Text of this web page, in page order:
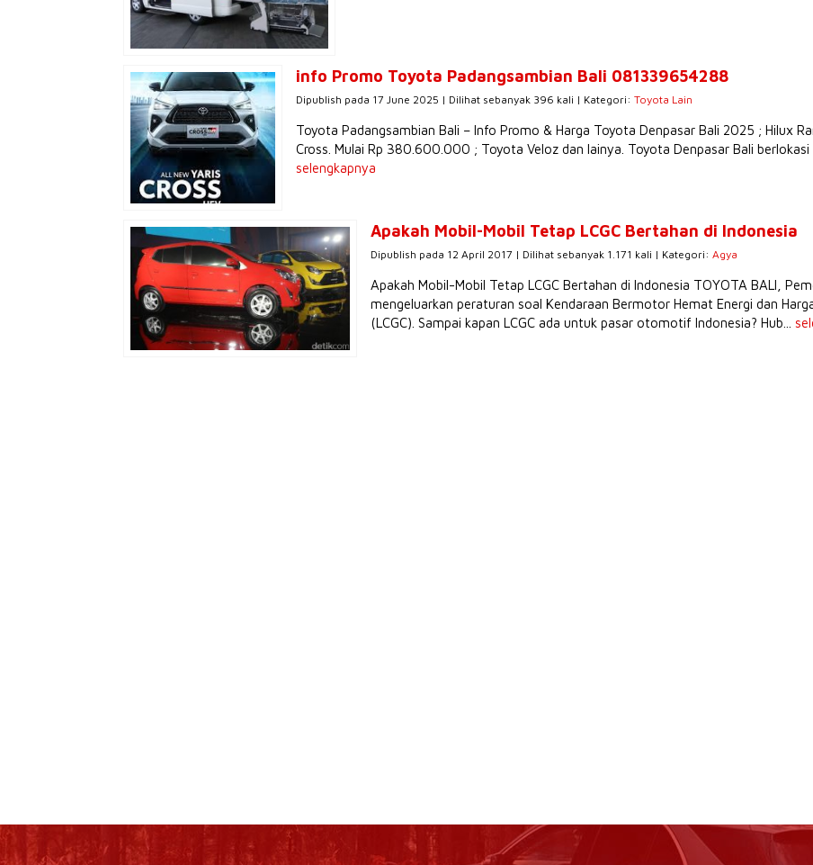
info Promo Toyota Padangsambian Bali 081339654288
Dipublish pada 17 June 2025 | Dilihat sebanyak 396 kali | Kategori: Toyota Lain
Toyota Padangsambian Bali – Info Promo & Harga Toyota Denpasar Bali 2025 ; Hilux
Cross. Mulai Rp 380.600.000 ; Toyota Veloz dan lainya. Toyota Denpasar Bali berlokasi
selengkapnya
Apakah Mobil-Mobil Tetap LCGC Bertahan di Indonesia
Dipublish pada 12 April 2017 | Dilihat sebanyak 1.171 kali | Kategori: Agya
Apakah Mobil-Mobil Tetap LCGC Bertahan di Indonesia TOYOTA BALI,
mengeluarkan peraturan soal Kendaraan Bermotor Hemat Energi dan
(LCGC). Sampai kapan LCGC ada untuk pasar otomotif Indonesia? Hub...